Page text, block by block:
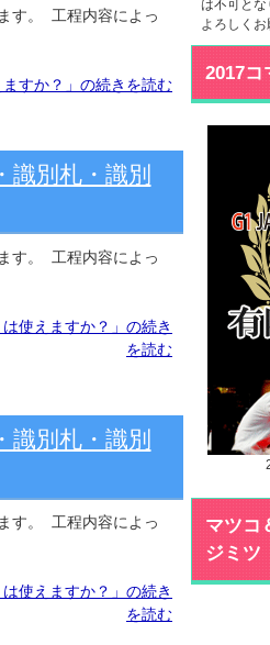
す。 工程内容によっ
すか？」の続きを読む
別札・識別
す。 工程内容によっ
使えますか？」の続き
を読む
別札・識別
す。 工程内容によっ
使えますか？」の続き
を読む
は不可とな
よろしく
2017コ
マツコ
ジミツ